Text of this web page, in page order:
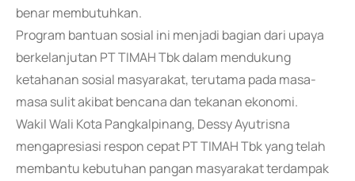
benar membutuhkan.
Program bantuan sosial ini menjadi bagian dari upaya
berkelanjutan PT TIMAH Tbk dalam mendukung
ketahanan sosial masyarakat, terutama pada masa-
masa sulit akibat bencana dan tekanan ekonomi.
Wakil Wali Kota Pangkalpinang, Dessy Ayutrisna
mengapresiasi respon cepat PT TIMAH Tbk yang telah
membantu kebutuhan pangan masyarakat terdampak